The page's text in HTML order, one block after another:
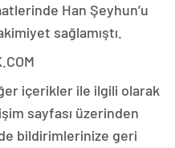
Han Şeyhun’u
sağlamıştı.
içerikler ile ilgili olarak
sayfası üzerinden
bildirimlerinize geri